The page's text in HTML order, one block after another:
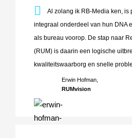
Erwin Hofman,
RUMvision
Al zolang ik RB-Media ken, is
integraal onderdeel van hun DNA
als bureau voorop. De stap naar
(RUM) is daarin een logische
kwaliteitswaarborg en snelle
Al zolang ik RB-Media ken,